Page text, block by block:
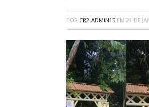
POR CR2-ADMIN15 EM 21 DE